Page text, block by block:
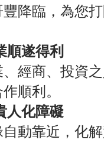
降臨，為您
順遂得利
經商、投資
順利。
人化障礙
動靠近，化